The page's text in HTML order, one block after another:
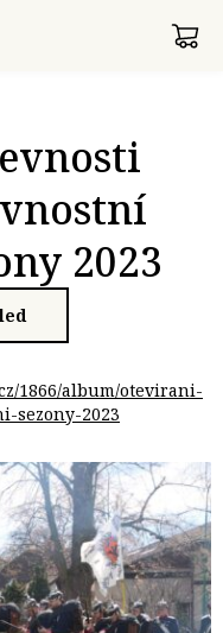
2023
1866/album/otevirani-
sezony-2023